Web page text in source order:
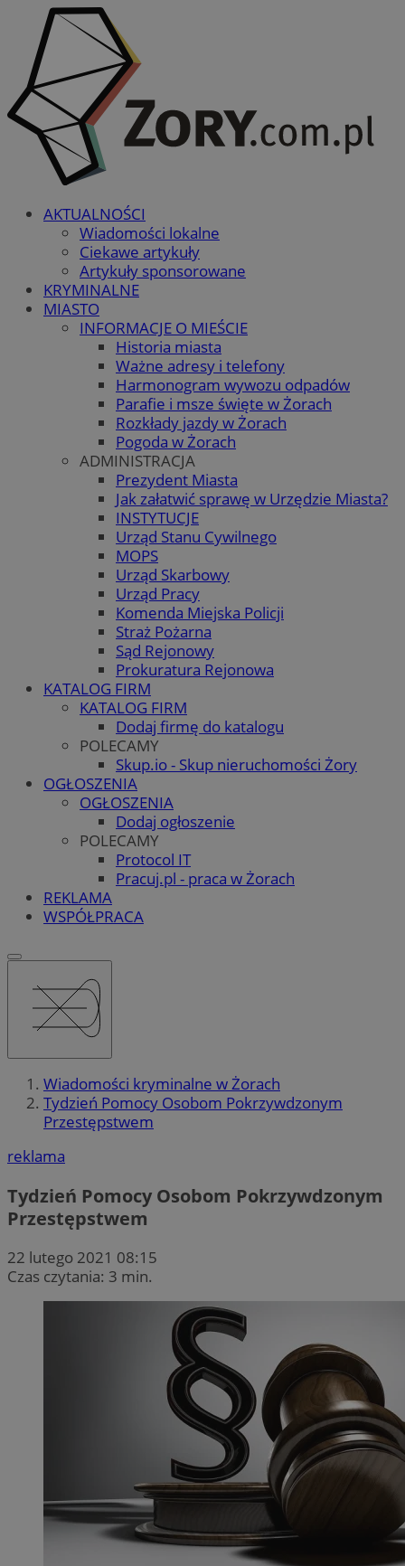
AKTUALNOŚCI
Wiadomości lokalne
Ciekawe artykuły
Artykuły sponsorowane
KRYMINALNE
MIASTO
INFORMACJE O MIEŚCIE
Historia miasta
Ważne adresy i telefony
Harmonogram wywozu odpadów
Parafie i msze święte w Żorach
Rozkłady jazdy w Żorach
Pogoda w Żorach
ADMINISTRACJA
Prezydent Miasta
Jak załatwić sprawę w Urzędzie Miasta?
INSTYTUCJE
Urząd Stanu Cywilnego
MOPS
Urząd Skarbowy
Urząd Pracy
Komenda Miejska Policji
Straż Pożarna
Sąd Rejonowy
Prokuratura Rejonowa
KATALOG FIRM
KATALOG FIRM
Dodaj firmę do katalogu
POLECAMY
Skup.io - Skup nieruchomości Żory
OGŁOSZENIA
OGŁOSZENIA
Dodaj ogłoszenie
POLECAMY
Protocol IT
Pracuj.pl - praca w Żorach
REKLAMA
WSPÓŁPRACA
Wiadomości kryminalne w Żorach
Tydzień Pomocy Osobom Pokrzywdzonym
Przestępstwem
reklama
Tydzień Pomocy Osobom Pokrzywdzonym
Przestępstwem
22 lutego 2021 08:15
Czas czytania: 3 min.